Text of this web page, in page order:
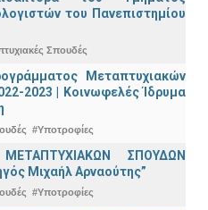
του Πανεπιστημίου
Σπουδές
Μεταπτυχιακών
2023 | Κοινωφελές Ίδρυμα
#Υποτροφίες
ΣΠΟΥΔΩΝ
Μιχαήλ Αρναούτης”
#Υποτροφίες